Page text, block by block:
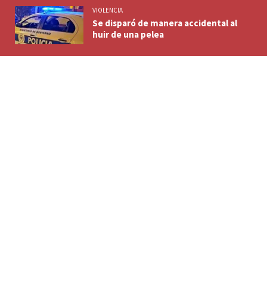
VIOLENCIA
Se disparó de manera accidental al
huir de una pelea